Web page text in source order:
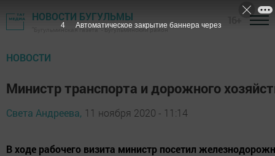
НОВОСТИ БУГУЛЬМЫ
"Бугульминская газета" - Бугульминский район
НОВОСТИ
Министр транспорта и дорожного
Света Андреева, 11 ноября 2020 - 11:14
В ходе рабочего визита министр посетил
3 Автоматическое закрытие баннера через